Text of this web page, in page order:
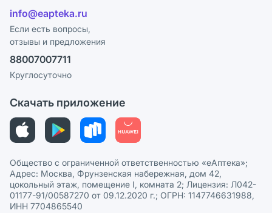
Лицензия
Реклама на сайте
Ваши товары на ЕАПТЕКЕ
Программа СберСпасибо
Политика конфиденциальности
Пользовательское соглашение
Политика рекомендаций
Этика и соответствие
Политика в отношении обработки персональных данных
info@eapteka.ru
Если есть вопросы,
отзывы и предложения
88007007711
Круглосуточно
Скачать приложение
Общество с ограниченной ответственностью «еАптека»;
Адрес: Москва, Фрунзенская набережная, дом 42,
цокольный этаж, помещение I, комната 2; Лицензия: Л042-
01177-91/00587270 от 09.12.2020 г.; ОГРН: 1147746631988,
ИНН 7704865540